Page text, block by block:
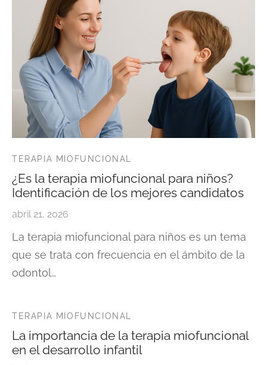
TERAPIA MIOFUNCIONAL
¿Es la terapia miofuncional para niños?
Identificación de los mejores candidatos
abril 21, 2026
La terapia miofuncional para niños es un tema
que se trata con frecuencia en el ámbito de la
odontol…
TERAPIA MIOFUNCIONAL
La importancia de la terapia miofuncional
en el desarrollo infantil